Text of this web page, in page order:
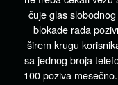
čuje glas
blokade rada
širem krugu
sa jednog broja
100 poziva